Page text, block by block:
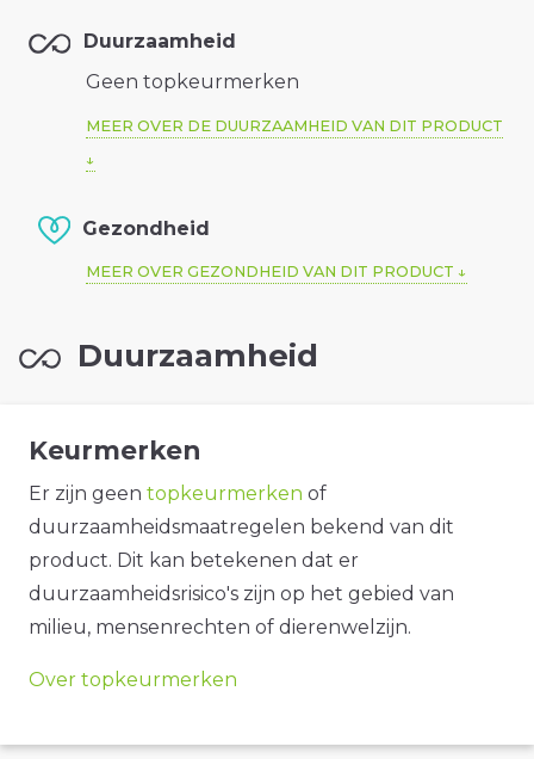
Duurzaamheid
Geen topkeurmerken
MEER OVER DE DUURZAAMHEID VAN DIT PRODUCT
Gezondheid
MEER OVER GEZONDHEID VAN DIT PRODUCT
Duurzaamheid
Keurmerken
Er zijn geen topkeurmerken of
duurzaamheidsmaatregelen bekend van dit
product. Dit kan betekenen dat er
duurzaamheidsrisico's zijn op het gebied van
milieu, mensenrechten of dierenwelzijn.
Over topkeurmerken